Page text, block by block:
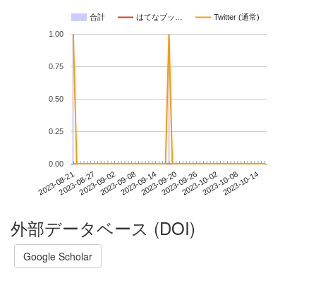
合計 はてなブッ… Twitter (通常)
2023-08-212023-08-272023-09-022023-09-082023-09-142023-09-202023-09-262023-10-022023-10-082023-10-14
0.00
0.25
0.50
0.75
1.00
外部データベース (DOI)
Google Scholar